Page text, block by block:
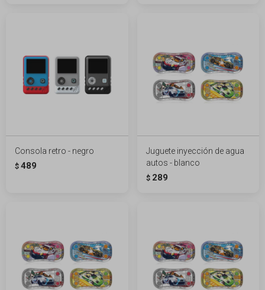
Consola retro - negro
$ 489
Juguete inyección de agua
autos - blanco
$ 289